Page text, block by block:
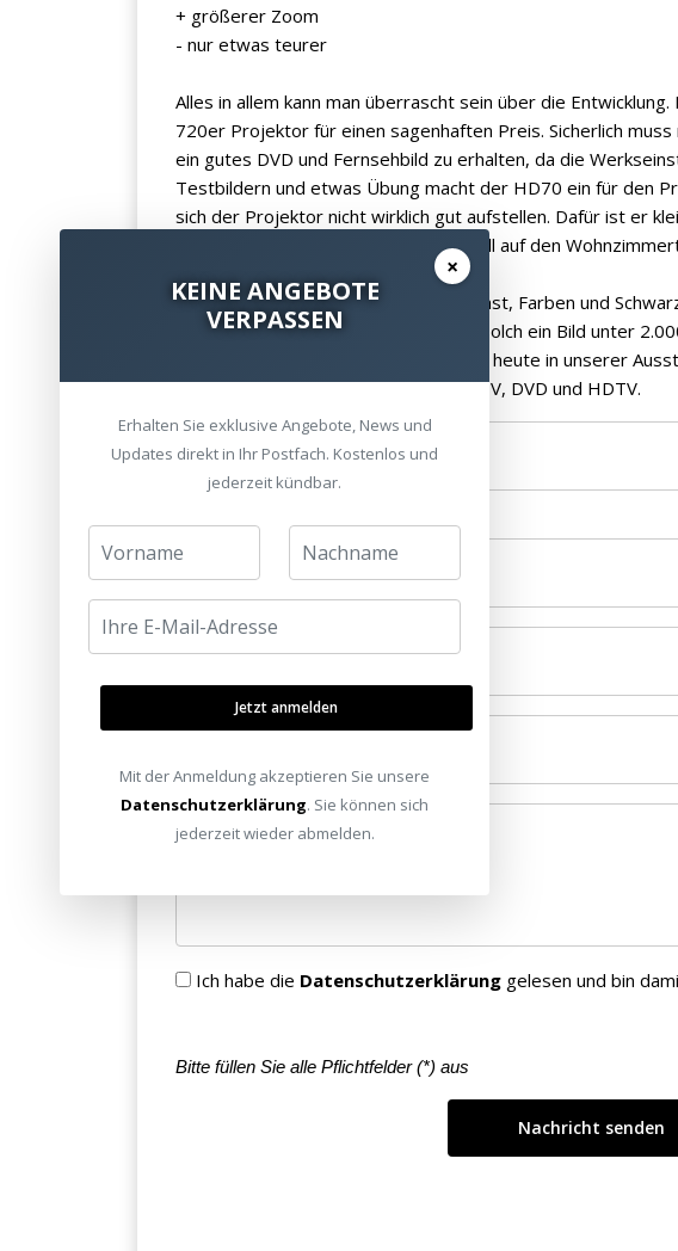
+ größerer Zoom
- nur etwas teurer
Alles in allem kann man überrascht sein über die
720er Projektor für einen sagenhaften Preis. Sicherlich
ein gutes DVD und Fernsehbild zu erhalten, da die
Testbildern und etwas Übung macht der HD70 ein für den
sich der Projektor nicht wirklich gut aufstellen. Dafür ist er
durchaus auch geeignet, ihn mal schnell auf den
Wer ein etwas besseres Bild in Kontrast, Farben und
Mitsubishi HC1100 sehr gut bedient. Solch ein Bild unter
vorstellbar. Beide Projektoren sind ab heute in unserer
immer mit allen verfügbaren Quellen TV, DVD und HDTV.
Standort wählen
Ihr Name *
E-Mail *
Nachricht *
Ich habe die Datenschutzerklärung gelesen und bin
Bitte füllen Sie alle Pflichtfelder (*) aus
×
KEINE ANGEBOTE
VERPASSEN
Erhalten Sie exklusive Angebote, News und
Updates direkt in Ihr Postfach. Kostenlos und
jederzeit kündbar.
Jetzt anmelden
Mit der Anmeldung akzeptieren Sie unsere
Datenschutzerklärung. Sie können sich
jederzeit wieder abmelden.